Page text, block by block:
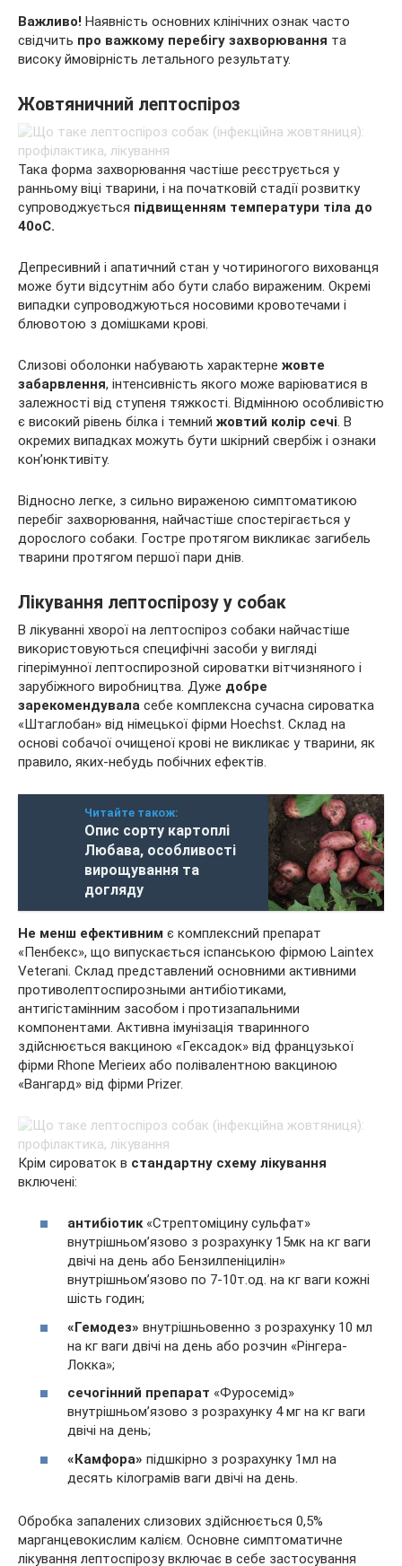
Важливо! Наявність основних клінічних ознак часто
свідчить про важкому перебігу захворювання та
високу ймовірність летального результату.
Жовтяничний лептоспіроз
Така форма захворювання частіше реєструється у
ранньому віці тварини, і на початковій стадії розвитку
супроводжується підвищенням температури тіла до
40оС.
Депресивний і апатичний стан у чотириногого вихованця
може бути відсутнім або бути слабо вираженим. Окремі
випадки супроводжуються носовими кровотечами і
блювотою з домішками крові.
Слизові оболонки набувають характерне жовте
забарвлення, інтенсивність якого може варіюватися в
залежності від ступеня тяжкості. Відмінною особливістю
є високий рівень білка і темний жовтий колір сечі . В
окремих випадках можуть бути шкірний свербіж і ознаки
кон’юнктивіту.
Відносно легке, з сильно вираженою симптоматикою
перебіг захворювання, найчастіше спостерігається у
дорослого собаки. Гостре протягом викликає загибель
тварини протягом першої пари днів.
Лікування лептоспірозу у собак
В лікуванні хворої на лептоспіроз собаки найчастіше
використовуються специфічні засоби у вигляді
гіперімунної лептоспирозной сироватки вітчизняного і
зарубіжного виробництва. Дуже добре
зарекомендувала себе комплексна сучасна сироватка
«Штаглобан» від німецької фірми Hoechst. Склад на
основі собачої очищеної крові не викликає у тварини, як
правило, яких-небудь побічних ефектів.
Читайте також:
Опис сорту картоплі
Любава, особливості
вирощування та
догляду
Не менш ефективним є комплексний препарат
«Пенбекс», що випускається іспанською фірмою Lаintех
Vеtеrаni. Склад представлений основними активними
противолептоспирозными антибіотиками,
антигістамінним засобом і протизапальними
компонентами. Активна імунізація тваринного
здійснюється вакциною «Гексадок» від французької
фірми Rhоnе Мегіеих або полівалентною вакциною
«Вангард» від фірми Рrizеr.
Крім сироваток в стандартну схему лікування
включені:
антибіотик«Стрептоміцину сульфат»
внутрішньом’язово з розрахунку 15мк на кг ваги
двічі на день або Бензилпеніцилін»
внутрішньом’язово по 7-10т.од. на кг ваги кожні
шість годин;
«Гемодез» внутрішньовенно з розрахунку 10 мл
на кг ваги двічі на день або розчин «Рінгера-
Локка»;
сечогінний препарат «Фуросемід»
внутрішньом’язово з розрахунку 4 мг на кг ваги
двічі на день;
«Камфора» підшкірно з розрахунку 1мл на
десять кілограмів ваги двічі на день.
Обробка запалених слизових здійснюється 0,5%
марганцевокислим калієм. Основне симптоматичне
лікування лептоспірозу включає в себе застосування